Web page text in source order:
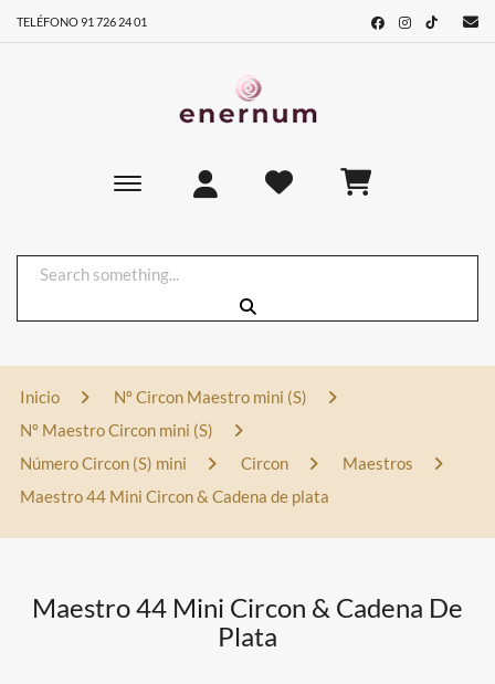
TELÉFONO 91 726 24 01
Toggle main navigation
Inicio
Nº Circon Maestro mini (S)
Nº Maestro Circon mini (S)
Número Circon (S) mini
Circon
Maestros
Maestro 44 Mini Circon & Cadena de plata
Maestro 44 Mini Circon & Cadena De
Plata